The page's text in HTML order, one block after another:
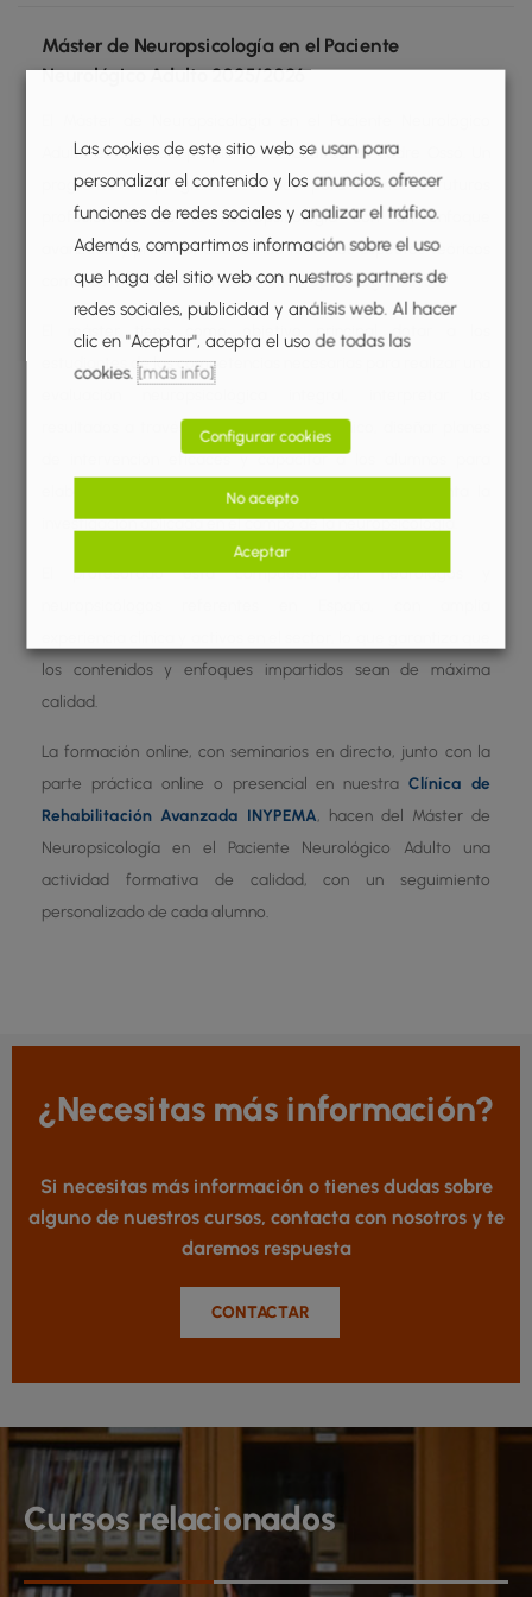
Máster de Neuropsicología en el Paciente
Neurológico Adulto 2025/2026
Adulto es un título propio de la Facultad de Padre Ossó. Un
programa de posgrado diseñado para formar a futuros
profesionales de la neuropsicología con un enfoque
avanzado y práctico, abordando tanto los aspectos teóricos
como los más innovadores de la neuropsicología clínica.
El máster tiene como objetivo principal dotar a los
estudiantes de las competencias necesarias para realizar una
resultados a través del razonamiento clínico, diseñar planes
de intervención eficaces y capacitar a los alumnos para
elaborar informes clínicos detallados. Además, fomenta la
investigación aplicada en el campo de la neuropsicología.
El profesorado está compuesto por neurólogos y
los contenidos y enfoques impartidos sean de máxima
calidad.
La formación online, con seminarios en directo, junto con la
parte práctica online o presencial en nuestraClínica de
Rehabilitación Avanzada INYPEMA, hacen del Máster de
Neuropsicología en el Paciente Neurológico Adulto una
actividad formativa de calidad, con un seguimiento
personalizado de cada alumno.
¿Necesitas más información?
Si necesitas más información o tienes dudas sobre
alguno de nuestros cursos, contacta con nosotros y te
daremos respuesta
CONTACTAR
Cursos relacionados
Las cookies de este sitio web se usan para
personalizar el contenido y los anuncios, ofrecer
funciones de redes sociales y analizar el tráfico.
Además, compartimos información sobre el uso
que haga del sitio web con nuestros partners de
redes sociales, publicidad y análisis web. Al hacer
clic en "Aceptar", acepta el uso de todas las
cookies.[más info]
Configurar cookies
No acepto
Aceptar